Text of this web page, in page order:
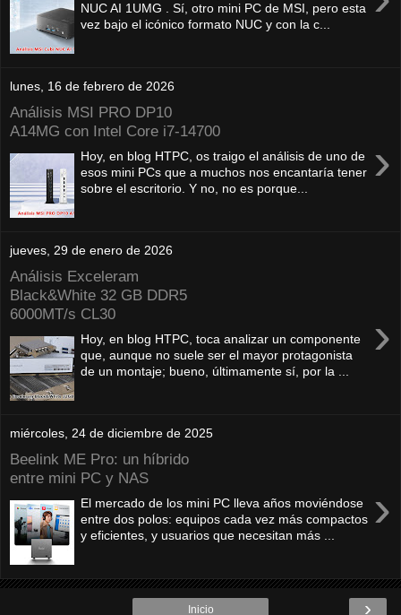
NUC AI 1UMG . Sí, otro mini PC de MSI, pero esta
vez bajo el icónico formato NUC y con la c...
lunes, 16 de febrero de 2026
Análisis MSI PRO DP10
A14MG con Intel Core i7-14700
›
Hoy, en blog HTPC, os traigo el análisis de uno de
esos mini PCs que a muchos nos encantaría tener
sobre el escritorio. Y no, no es porque...
jueves, 29 de enero de 2026
Análisis Exceleram
Black&White 32 GB DDR5
6000MT/s CL30
›
Hoy, en blog HTPC, toca analizar un componente
que, aunque no suele ser el mayor protagonista
de un montaje; bueno, últimamente sí, por la ...
miércoles, 24 de diciembre de 2025
Beelink ME Pro: un híbrido
entre mini PC y NAS
›
El mercado de los mini PC lleva años moviéndose
entre dos polos: equipos cada vez más compactos
y eficientes, y usuarios que necesitan más ...
›
Inicio